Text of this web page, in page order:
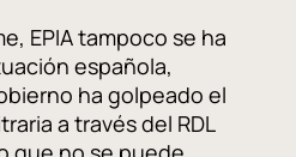
EPIA tampoco se ha
española,
ha golpeado el
a través del RDL